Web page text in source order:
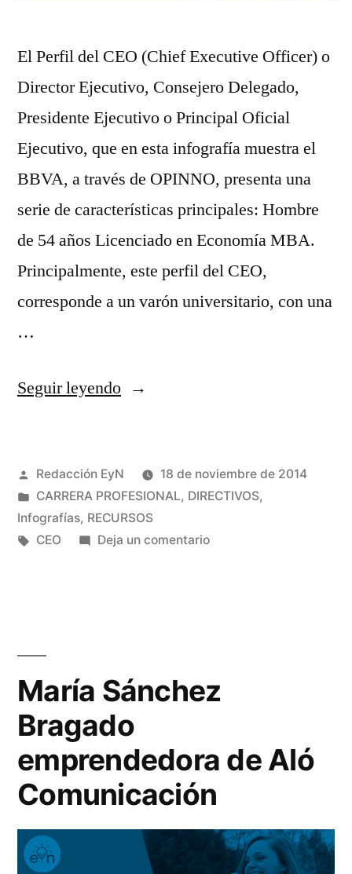
El Perfil del CEO (Chief Executive Officer) o
Director Ejecutivo, Consejero Delegado,
Presidente Ejecutivo o Principal Oficial
Ejecutivo, que en esta infografía muestra el
BBVA, a través de OPINNO, presenta una
serie de características principales: Hombre
de 54 años Licenciado en Economía MBA.
Principalmente, este perfil del CEO,
corresponde a un varón universitario, con una
…
Seguir leyendo«Perfil
Publicado
por
Redacción EyN
18 de noviembre de 2014
Publicado
en
CARRERA PROFESIONAL, DIRECTIVOS,
Infografías, RECURSOS
Etiquetas:
CEO Deja un comentarioen
María Sánchez
Bragado
emprendedora de Aló
Comunicación